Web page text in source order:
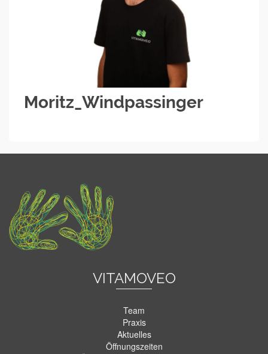
Moritz_Windpassinger
VITAMOVEO
Team
Praxis
Aktuelles
Öffnungszeiten